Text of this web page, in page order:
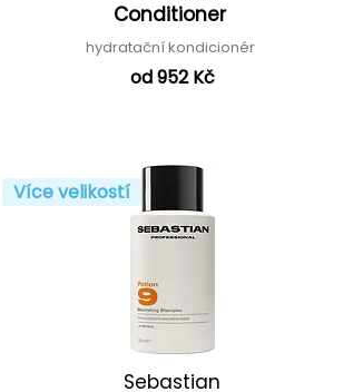
Conditioner
hydratační kondicionér
od 952 Kč
Více velikostí
Sebastian